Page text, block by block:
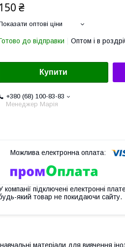
150 ₴
оптові ціни
до відправки Оптом і в
Купити
+380 (68) 100-83-83
Менеджер Марія
компанії підключені електронні
який товар не покидаючи сайту.
матеріали для вивчення